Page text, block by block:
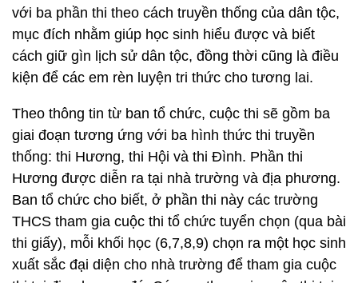
với ba phần thi theo cách truyền thống của dân tộc,
mục đích nhằm giúp học sinh hiểu được và biết
cách giữ gìn lịch sử dân tộc, đồng thời cũng là điều
kiện để các em rèn luyện tri thức cho tương lai.
Theo thông tin từ ban tổ chức, cuộc thi sẽ gồm ba
giai đoạn tương ứng với ba hình thức thi truyền
thống: thi Hương, thi Hội và thi Đình. Phần thi
Hương được diễn ra tại nhà trường và địa phương.
Ban tổ chức cho biết, ở phần thi này các trường
THCS tham gia cuộc thi tổ chức tuyển chọn (qua bài
thi giấy), mỗi khối học (6,7,8,9) chọn ra một học sinh
xuất sắc đại diện cho nhà trường để tham gia cuộc